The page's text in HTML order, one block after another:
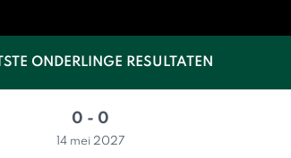
ONDERLINGE RESULTATEN
0 - 0
14 mei 2027